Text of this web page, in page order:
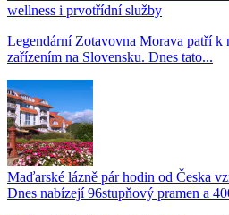
wellness i prvotřídní služby
Legendární Zotavovna Morava patří k
zařízením na Slovensku. Dnes tato...
Maďarské lázně pár hodin od Česka
Dnes nabízejí 96stupňový pramen a